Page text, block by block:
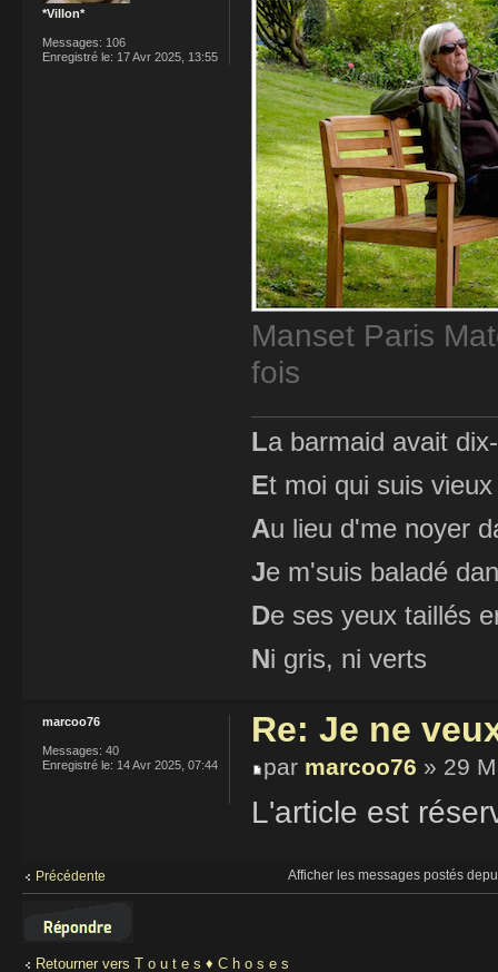
Manset Paris
fois
La barmaid avait
Et moi qui suis
Au lieu d'me noyer
Je m'suis baladé
De ses yeux taillés
Ni gris, ni verts
*Villon*
Messages: 106
Enregistré le: 17 Avr 2025, 13:55
Re: Je ne
par marcoo76 » 29
L'article est
marcoo76
Messages: 40
Enregistré le: 14 Avr 2025, 07:44
Précédente Afficher les messages postés
Retourner vers T o u t e s ♦ C h o s e s